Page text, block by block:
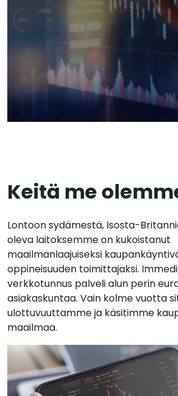
Keitä me
Lontoon sydämestä, Isosta-
oleva laitoksemme on kukoistanut
maailmanlaajuiseksi
oppineisuuden toimittajaksi.
verkkotunnus palveli alun perin
asiakaskuntaa. Vain kolme vuotta
ulottuvuuttamme ja käsitimme
maailmaa.